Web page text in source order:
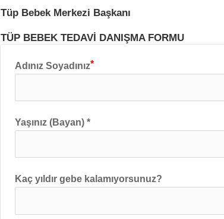
Tüp Bebek Merkezi Başkanı
TÜP BEBEK TEDAVİ DANIŞMA FORMU
Adınız Soyadınız
Yaşınız (Bayan) *
Kaç yıldır gebe kalamıyorsunuz?